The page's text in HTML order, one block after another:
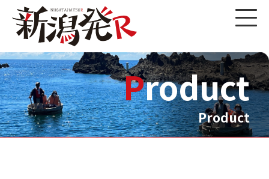
Product
Product